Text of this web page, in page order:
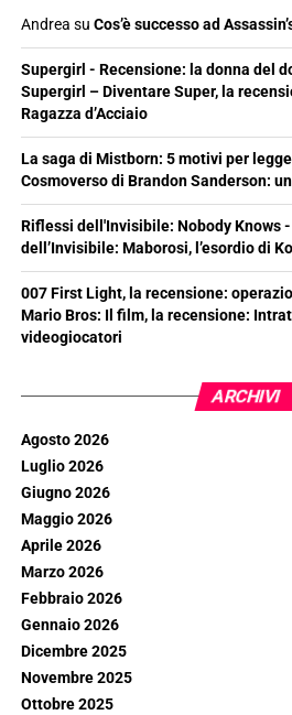
Andrea su Cos’è successo ad
Supergirl - Recensione: la donna del
Supergirl – Diventare Super, la
Ragazza d’Acciaio
La saga di Mistborn: 5 motivi per
Cosmoverso di Brandon Sanderson:
Riflessi dell'Invisibile: Nobody Knows
dell’Invisibile: Maborosi, l’esordio di
007 First Light, la recensione:
Mario Bros: Il film, la recensione:
videogiocatori
ARCHIVI
Agosto 2026
Luglio 2026
Giugno 2026
Maggio 2026
Aprile 2026
Marzo 2026
Febbraio 2026
Gennaio 2026
Dicembre 2025
Novembre 2025
Ottobre 2025